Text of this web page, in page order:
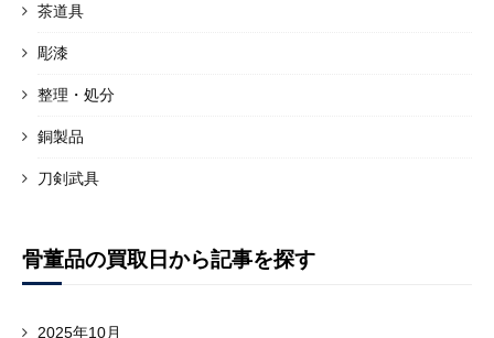
茶道具
彫漆
整理・処分
銅製品
刀剣武具
骨董品の買取日から記事を探す
2025年10月